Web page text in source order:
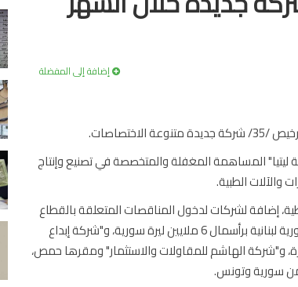
إضافة إلى المفضلة
مليون ليرة سورية لـ"شركة ليتيا" المساهمة المغفلة والمتخصصة في تصنيع وإنتاج
والآلات الطبية.
إضافة لشركات لدخول المناقصات المتعلقة بالقطاع
النفطي ومنها "شركة ديناميك ماينتناس اند مانجمنت" وهي شركة سورية لبنانية برأسمال 6 ملايين ليرة سورية، و"شركة إبداع
شركة سورية لبنانية أيضاً برأسمال 5 ملايين ليرة، و"شركة الهاشم للمقاولات والاستثمار" ومقرها حمص،
من سورية وتونس.